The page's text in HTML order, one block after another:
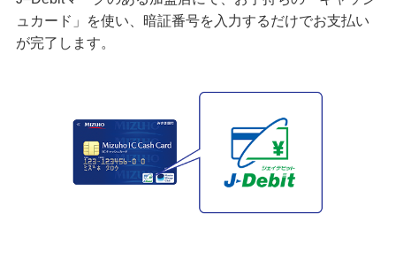
Bank Pay（バンクペイ）
モバイルレジ®
みずほ自動送金サービス
Pay-easy（ペイジー）口座振替受付サービス
ュカード」を使い、暗証番号を入力するだけでお支払い
が完了します。